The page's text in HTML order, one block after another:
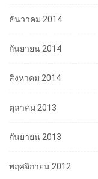
ธันวาคม 2014
กันยายน 2014
สิงหาคม 2014
ตุลาคม 2013
กันยายน 2013
พฤศจิกายน 2012